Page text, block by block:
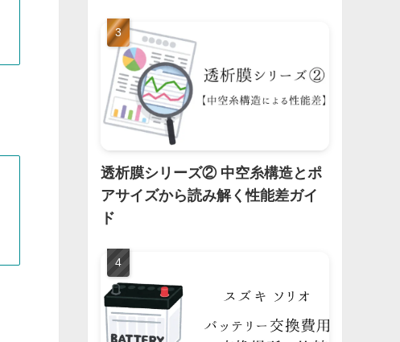
透析膜シリーズ② 中空糸構造とポ
アサイズから読み解く性能差ガイ
ド